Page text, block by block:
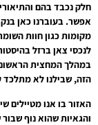
חלק נכבד בהם
אפשר. בעוברנו כאן
מקומות כגון חוות
לנכסי צאן ברזל
הזה, שבילנו לא מתלכד
האזור בו אנו מטיילים
והגאיות שהוא נוף